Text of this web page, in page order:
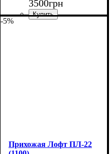
3500грн
-5%
Прихожая Лофт ПЛ-22